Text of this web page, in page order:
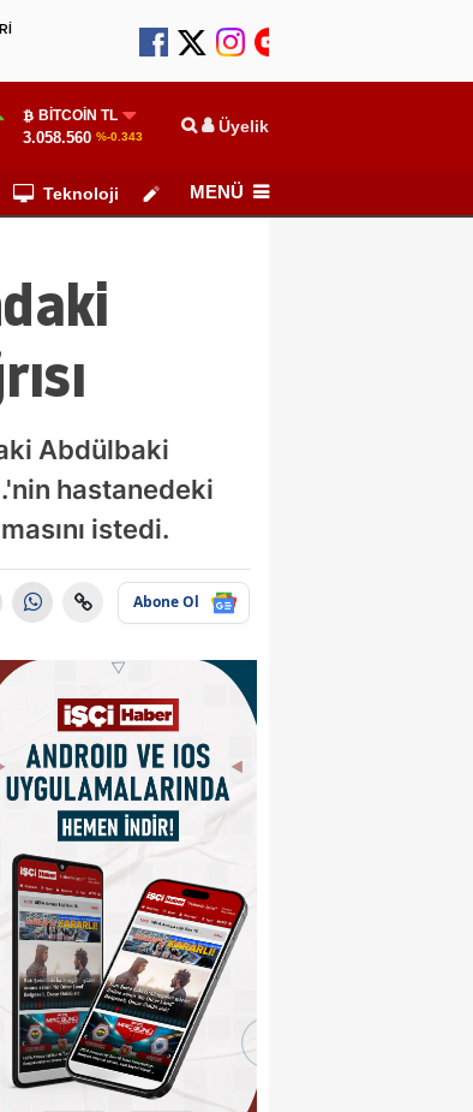
BITCOIN TL
3.058.560 %-0.343 Üyelik
Teknoloji Köşe Yazarları
MENÜ
Abdülbaki
hastanedeki
istedi.
Abone Ol